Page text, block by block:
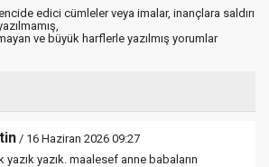
edici cümleler veya imalar, inançlara saldırı
ve büyük harflerle yazılmış yorumlar
/ 16 Haziran 2026 09:27
yazık yazık. maalesef anne babaların